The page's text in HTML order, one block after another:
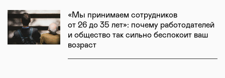
«Мы принимаем сотрудников
от 26 до 35 лет»: почему работодателей
и общество так сильно беспокоит ваш
возраст